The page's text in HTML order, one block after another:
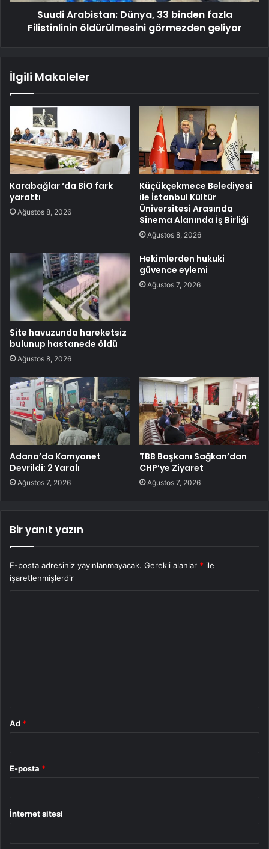
Suudi Arabistan: Dünya, 33 binden fazla
Filistinlinin öldürülmesini görmezden geliyor
İlgili Makaleler
Karabağlar ‘da BİO fark
yarattı
Ağustos 8, 2026
Küçükçekmece Belediyesi
ile İstanbul Kültür
Üniversitesi Arasında
Sinema Alanında İş Birliği
Ağustos 8, 2026
Site havuzunda hareketsiz
bulunup hastanede öldü
Ağustos 8, 2026
Hekimlerden hukuki
güvence eylemi
Ağustos 7, 2026
Adana’da Kamyonet
Devrildi: 2 Yaralı
Ağustos 7, 2026
TBB Başkanı Sağkan’dan
CHP’ye Ziyaret
Ağustos 7, 2026
Bir yanıt yazın
E-posta adresiniz yayınlanmayacak. Gerekli alanlar * ile
işaretlenmişlerdir
Ad *
E-posta *
İnternet sitesi